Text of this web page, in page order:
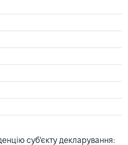
суб'єкту декларування: